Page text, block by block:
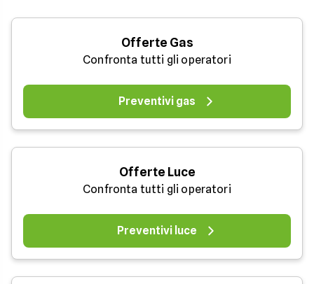
Offerte Gas
Confronta tutti gli operatori
Preventivi gas
Offerte Luce
Confronta tutti gli operatori
Preventivi luce